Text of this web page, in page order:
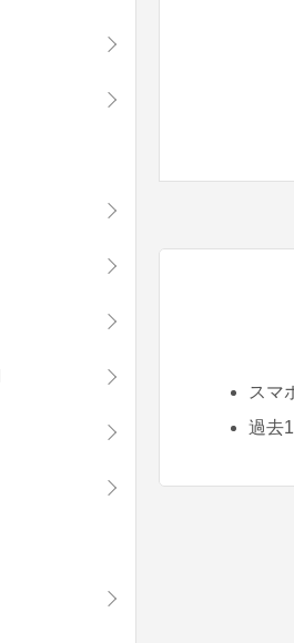
スマ
過去